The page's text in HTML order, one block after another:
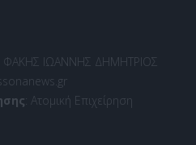
ΦΑΚΗΣ ΙΩΑΝΝΗΣ ΔΗΜΗΤΡΙΟΣ
: Ατομική Επιχείρηση